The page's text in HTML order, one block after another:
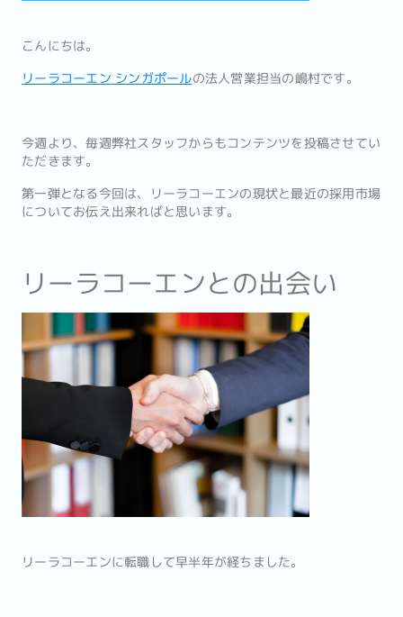
こんにちは。
リーラコーエン シンガポールの法人営業担当の嶋村です。
今週より、毎週弊社スタッフからもコンテンツを投稿させてい
ただきます。
第一弾となる今回は、リーラコーエンの現状と最近の採用市場
についてお伝え出来ればと思います。
リーラコーエンとの出会い
リーラコーエンに転職して早半年が経ちました。